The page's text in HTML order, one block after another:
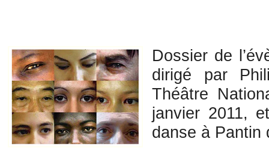
Dossier de
dirigé par
Théâtre
janvier 2011,
danse à Pantin